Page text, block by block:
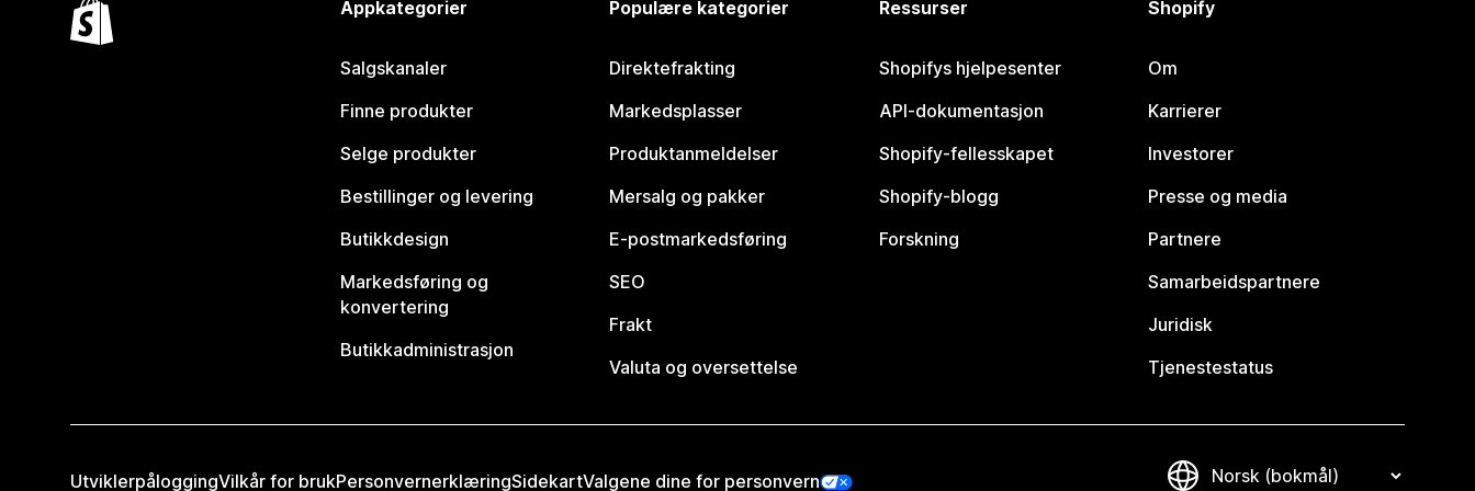
Appkategorier
Salgskanaler
Finne produkter
Selge produkter
Bestillinger og levering
Butikkdesign
Markedsføring og
konvertering
Butikkadministrasjon
Populære kategorier
Direktefrakting
Markedsplasser
Produktanmeldelser
Mersalg og pakker
E-postmarkedsføring
SEO
Frakt
Valuta og oversettelse
Ressurser
Shopifys hjelpesenter
API-dokumentasjon
Shopify-fellesskapet
Shopify-blogg
Forskning
Shopify
Om
Karrierer
Investorer
Presse og media
Partnere
Samarbeidspartnere
Juridisk
Tjenestestatus
UtviklerpåloggingVilkår for brukPersonvernerklæringSidekartValgene dine for personvern